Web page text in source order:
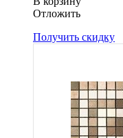
Oтложить
Получить скидку